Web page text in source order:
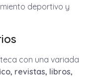
deportivo y
con una variada
revistas, libros,